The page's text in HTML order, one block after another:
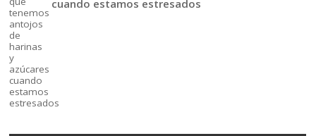
cuando estamos estresados